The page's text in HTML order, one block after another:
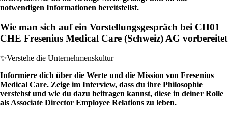
notwendigen Informationen bereitstellst.
Wie man sich auf ein Vorstellungsgespräch bei CH01
CHE Fresenius Medical Care (Schweiz) AG vorbereitet
✨Verstehe die Unternehmenskultur
Informiere dich über die Werte und die Mission von Fresenius
Medical Care. Zeige im Interview, dass du ihre Philosophie
verstehst und wie du dazu beitragen kannst, diese in deiner Rolle
als Associate Director Employee Relations zu leben.